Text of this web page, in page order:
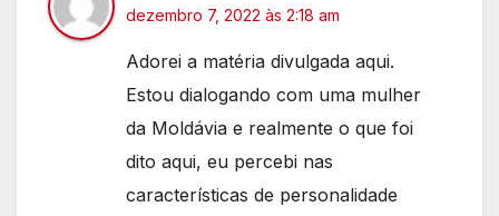
dezembro 7, 2022 às 2:18 am
Adorei a matéria divulgada aqui.
Estou dialogando com uma mulher
da Moldávia e realmente o que foi
dito aqui, eu percebi nas
características de personalidade